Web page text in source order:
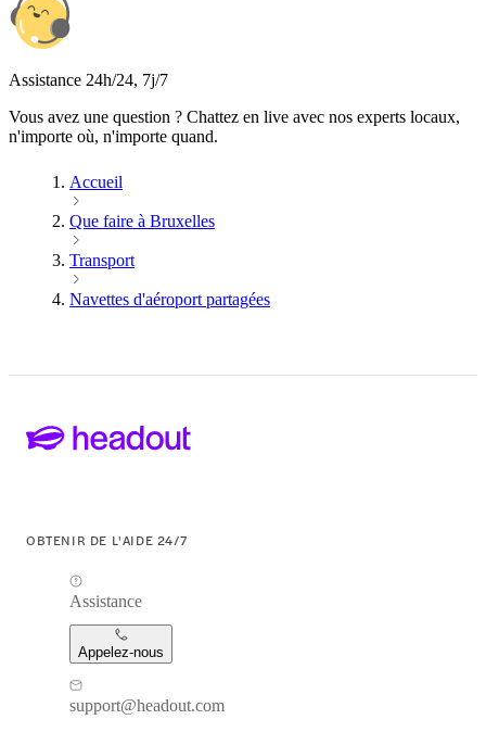
Assistance 24h/24, 7j/7
Vous avez une question ? Chattez en live avec nos experts locaux,
n'importe où, n'importe quand.
Accueil
Que faire à Bruxelles
Transport
Navettes d'aéroport partagées
OBTENIR DE L'AIDE 24/7
Assistance
Appelez-nous
support@headout.com